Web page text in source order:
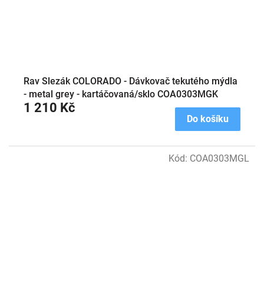
Rav Slezák COLORADO - Dávkovač tekutého mýdla
- metal grey - kartáčovaná/sklo COA0303MGK
1 210 Kč
Do košíku
Kód: COA0303MGL